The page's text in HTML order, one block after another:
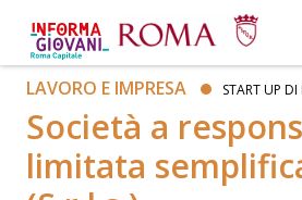
LAVORO E IMPRESA START UP DI
Società a
limitata